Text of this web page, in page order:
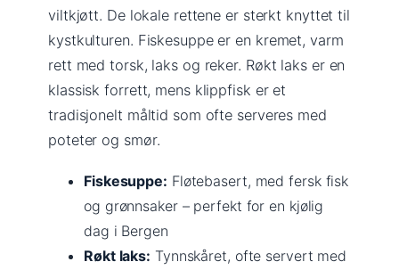
viltkjøtt. De lokale rettene er sterkt knyttet til
kystkulturen. Fiskesuppe er en kremet, varm
rett med torsk, laks og reker. Røkt laks er en
klassisk forrett, mens klippfisk er et
tradisjonelt måltid som ofte serveres med
poteter og smør.
Fiskesuppe: Fløtebasert, med fersk fisk
og grønnsaker – perfekt for en kjølig
dag i Bergen
Røkt laks: Tynnskåret, ofte servert med